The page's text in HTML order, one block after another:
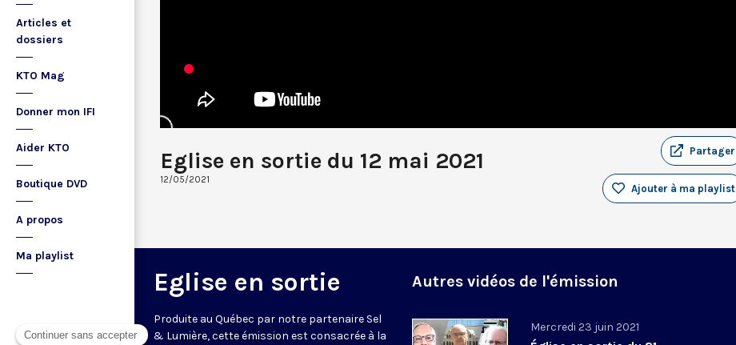
Articles et
dossiers
KTO Mag
Donner mon IFI
Aider KTO
Boutique DVD
A propos
Ma playlist
Eglise en sortie du 12 mai 2021
12/05/2021
Partager
Ajouter à ma playlist
Eglise en sortie
Produite au Québec par notre partenaire Sel
& Lumière, cette émission est consacrée à la
Autres vidéos de l'émission
Mercredi 23 juin 2021